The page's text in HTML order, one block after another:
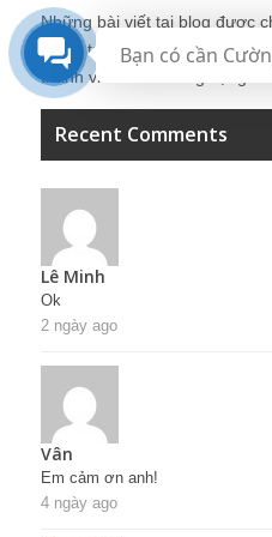
Những bài viết tại blog được
Quản trị Nhân sự Nguyễn
thành viên khác trong cộng
Recent Comments
Lê Minh
Ok
2 ngày ago
Vân
Em cảm ơn anh!
4 ngày ago
Bạn có cần